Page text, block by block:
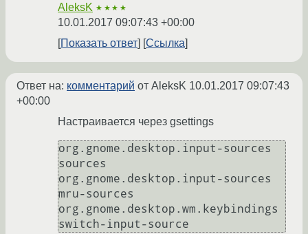
AleksK ★★★★
10.01.2017 09:07:43 +00:00
Показать ответ
Ссылка
Ответ на: комментарий от AleksK 10.01.2017 09:07:43
+00:00
Настраивается через gsettings
org.gnome.desktop.input-sources
sources
org.gnome.desktop.input-sources
mru-sources
org.gnome.desktop.wm.keybindings